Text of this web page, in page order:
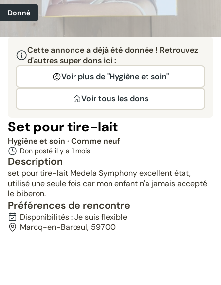
Donné
Cette annonce a déjà été donnée ! Retrouvez
d'autres super dons ici :
Voir plus de "Hygiène et soin"
Voir tous les dons
Set pour tire-lait
Hygiène et soin · Comme neuf
Don posté il y a 1 mois
Description
set pour tire-lait Medela Symphony excellent état,
utilisé une seule fois car mon enfant n'a jamais accepté
le biberon.
Préférences de rencontre
Disponibilités : Je suis flexible
Marcq-en-Barœul, 59700